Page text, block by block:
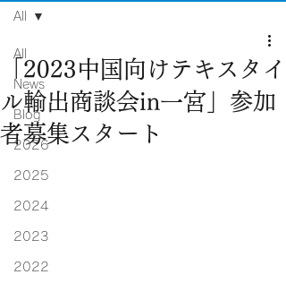
All
News
Blog
2026
2025
2024
2023
2022
All
「2023中国向けテキスタイ
ル輸出商談会in一宮」参加
者募集スタート